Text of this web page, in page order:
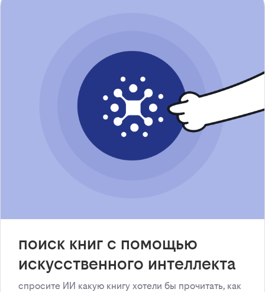
поиск книг с помощью
искусственного интеллекта
спросите ИИ какую книгу хотели бы прочитать, как